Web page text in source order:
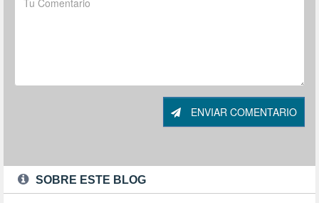
ENVIAR COMENTARIO
SOBRE ESTE BLOG